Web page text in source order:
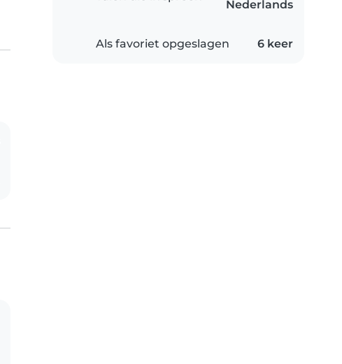
Nederlands
Als favoriet opgeslagen 6 keer